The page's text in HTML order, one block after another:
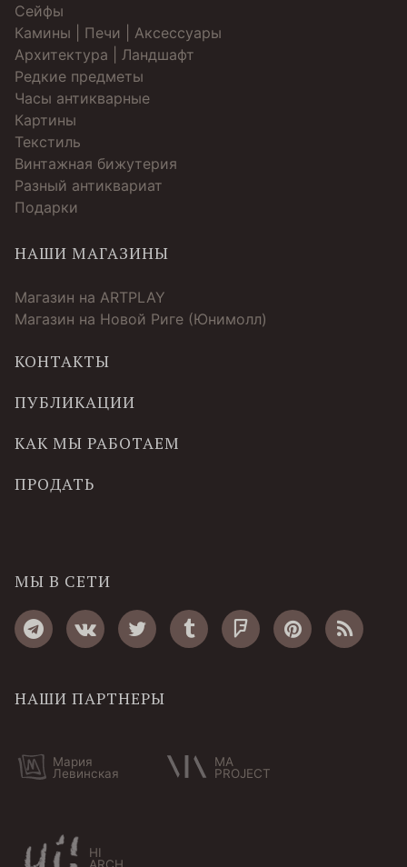
Cейфы
Камины | Печи | Аксессуары
Архитектура | Ландшафт
Редкие предметы
Часы антикварные
Картины
Текстиль
Винтажная бижутерия
Разный антиквариат
Подарки
НАШИ МАГАЗИНЫ
Магазин на ARTPLAY
Магазин на Новой Риге (Юнимолл)
КОНТАКТЫ
ПУБЛИКАЦИИ
КАК МЫ РАБОТАЕМ
ПРОДАТЬ
МЫ В СЕТИ
НАШИ ПАРТНЕРЫ
Мария
Левинская
MA
PROJECT
HI
ARCH